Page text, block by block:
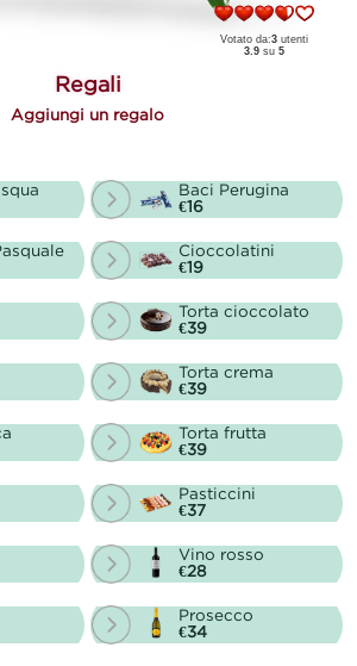
Votato da:3 utenti
3.9 su5
Regali
Aggiungi un regalo
Baci Perugina
€16
Cioccolatini
€19
Torta cioccolato
€39
Torta crema
€39
Torta frutta
€39
Pasticcini
€37
Vino rosso
€28
Prosecco
€34